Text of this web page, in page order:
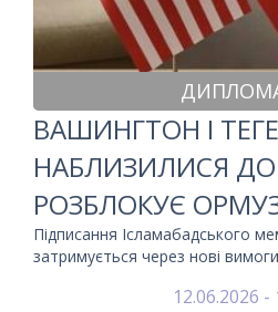
ВАШИНГТОН І
НАБЛИЗИЛИСЯ
РОЗБЛОКУЄ
Підписання Ісламабадського
затримується через нові
12.06.2026 -